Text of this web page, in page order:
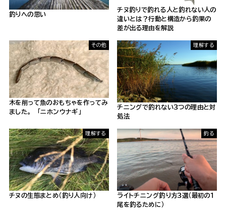
釣りへの思い
チヌ釣りで釣れる人と釣れない人の
違いとは？行動と構造から釣果の
差が出る理由を解説
その他
木を削って魚のおもちゃを作ってみ
ました。 「ニホンウナギ」
理解する
チニングで釣れない３つの理由と対
処法
理解する
チヌの生態まとめ（釣り人向け）
釣る
ライトチニング釣り方３選（最初の１
尾を釣るために）